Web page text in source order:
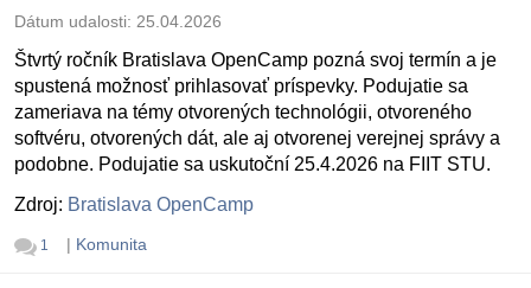
Dátum udalosti: 25.04.2026
Štvrtý ročník Bratislava OpenCamp pozná svoj termín a je
spustená možnosť prihlasovať príspevky. Podujatie sa
zameriava na témy otvorených technológii, otvoreného
softvéru, otvorených dát, ale aj otvorenej verejnej správy a
podobne. Podujatie sa uskutoční 25.4.2026 na FIIT STU.
Zdroj: Bratislava OpenCamp
1 | Komunita